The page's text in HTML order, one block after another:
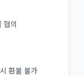
협의
환불 불가